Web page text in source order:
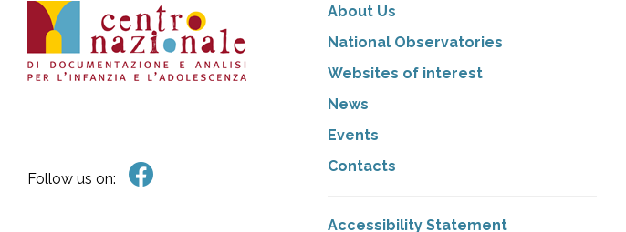
Follow us on:
About Us
National Observatories
Websites of interest
News
Events
Contacts
Accessibility Statement